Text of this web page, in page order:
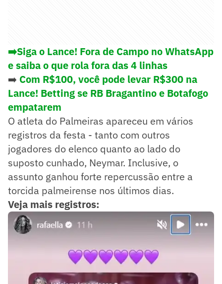
➡️Siga o Lance! Fora de Campo no WhatsApp
e saiba o que rola fora das 4 linhas
➡️ Com R$100, você pode levar R$300 na
Lance! Betting se RB Bragantino e Botafogo
empatarem
O atleta do Palmeiras apareceu em vários
registros da festa - tanto com outros
jogadores do elenco quanto ao lado do
suposto cunhado, Neymar. Inclusive, o
assunto ganhou forte repercussão entre a
torcida palmeirense nos últimos dias.
Veja mais registros: